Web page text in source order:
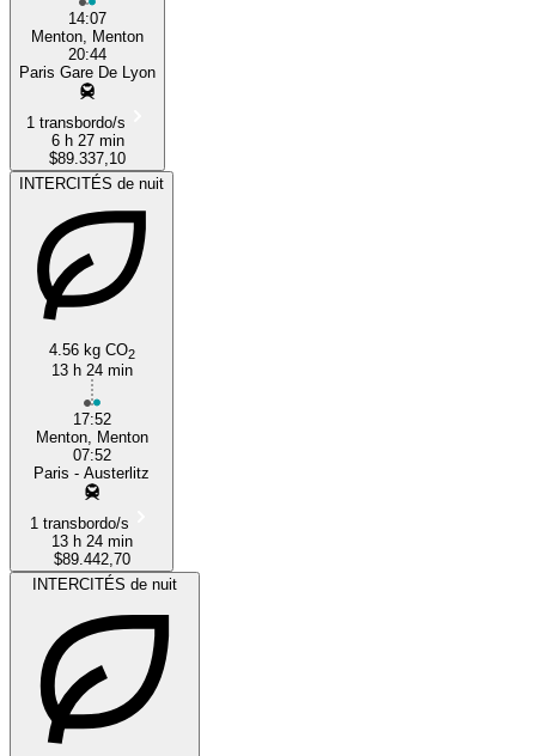
14:07
Menton, Menton
20:44
Paris Gare De Lyon
1 transbordo/s
6 h 27 min
$89.337,10
INTERCITÉS de nuit
4.56 kg CO2
13 h 24 min
17:52
Menton, Menton
07:52
Paris - Austerlitz
1 transbordo/s
13 h 24 min
$89.442,70
INTERCITÉS de nuit